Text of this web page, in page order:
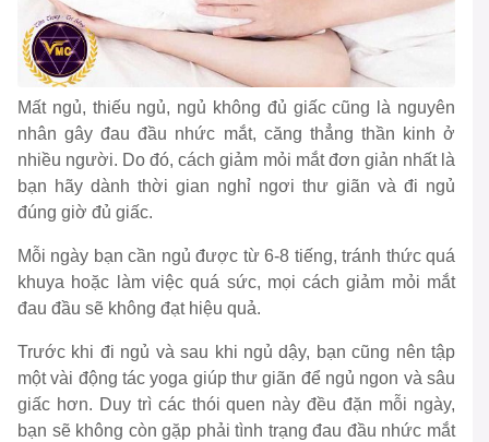
Mất ngủ, thiếu ngủ, ngủ không đủ giấc cũng là nguyên
nhân gây đau đầu nhức mắt, căng thẳng thần kinh ở
nhiều người. Do đó, cách giảm mỏi mắt đơn giản nhất là
bạn hãy dành thời gian nghỉ ngơi thư giãn và đi ngủ
đúng giờ đủ giấc.
Mỗi ngày bạn cần ngủ được từ 6-8 tiếng, tránh thức quá
khuya hoặc làm việc quá sức, mọi cách giảm mỏi mắt
đau đầu sẽ không đạt hiệu quả.
Trước khi đi ngủ và sau khi ngủ dậy, bạn cũng nên tập
một vài động tác yoga giúp thư giãn để ngủ ngon và sâu
giấc hơn. Duy trì các thói quen này đều đặn mỗi ngày,
bạn sẽ không còn gặp phải tình trạng đau đầu nhức mắt